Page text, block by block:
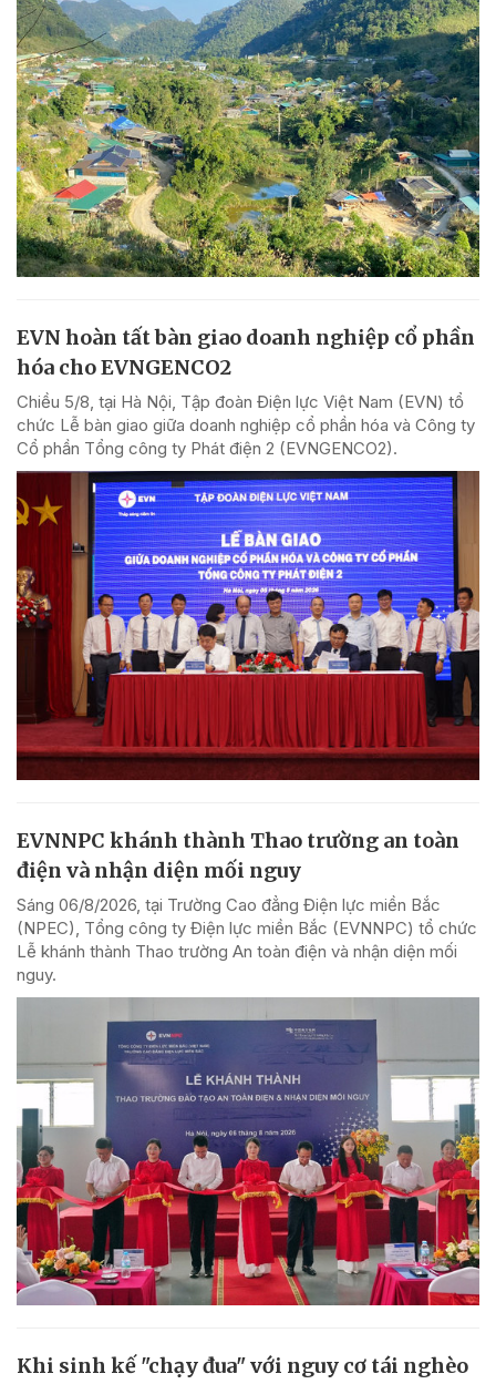
EVN hoàn tất bàn giao doanh nghiệp cổ phần
hóa cho EVNGENCO2
Chiều 5/8, tại Hà Nội, Tập đoàn Điện lực Việt Nam (EVN) tổ
chức Lễ bàn giao giữa doanh nghiệp cổ phần hóa và Công ty
Cổ phần Tổng công ty Phát điện 2 (EVNGENCO2).
EVNNPC khánh thành Thao trường an toàn
điện và nhận diện mối nguy
Sáng 06/8/2026, tại Trường Cao đẳng Điện lực miền Bắc
(NPEC), Tổng công ty Điện lực miền Bắc (EVNNPC) tổ chức
Lễ khánh thành Thao trường An toàn điện và nhận diện mối
nguy.
Khi sinh kế "chạy đua" với nguy cơ tái nghèo